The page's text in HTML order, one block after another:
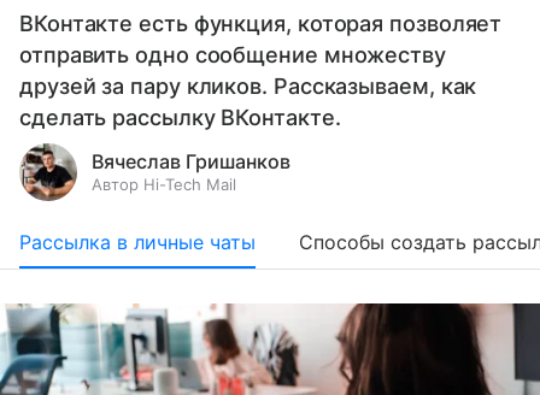
ВКонтакте есть функция, которая позволяет
отправить одно сообщение множеству
друзей за пару кликов. Рассказываем, как
сделать рассылку ВКонтакте.
Вячеслав Гришанков
Автор Hi-Tech Mail
Рассылка в личные чаты Cпособы создать